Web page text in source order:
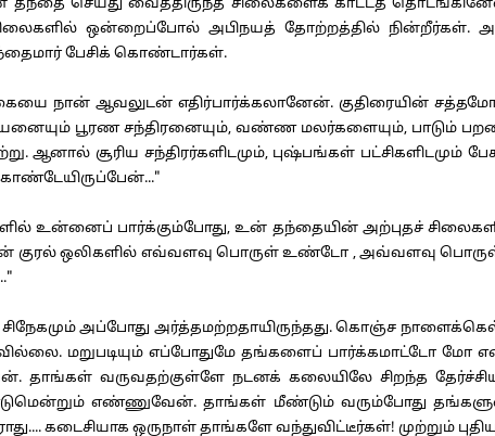
என் தந்தை செய்து வைத்திருந்த சிலைகளைக் காட்டத்
ஒன்றைப்போல் அபிநயத் தோற்றத்தில் நின்றீர்கள்.
பேசிக் கொண்டார்கள்.
நான் ஆவலுடன் எதிர்பார்க்கலானேன். குதிரையின்
பூரண சந்திரனையும், வண்ண மலர்களையும், பாடும்
ஆனால் சூரிய சந்திரர்களிடமும், புஷ்பங்கள் பட்சிகளிடமும்
உன்னைப் பார்க்கும்போது, உன் தந்தையின் அற்புதச்
ஒலிகளில் எவ்வளவு பொருள் உண்டோ , அவ்வளவு
அப்போது அர்த்தமற்றதாயிருந்தது. கொஞ்ச
மறுபடியும் எப்போதுமே தங்களைப் பார்க்கமாட்டோ மோ
தாங்கள் வருவதற்குள்ளே நடனக் கலையிலே சிறந்த
எண்ணுவேன். தாங்கள் மீண்டும் வரும்போது
கடைசியாக ஒருநாள் தாங்களே வந்துவிட்டீர்கள்! முற்றும்